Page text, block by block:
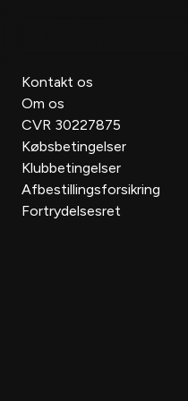
Kontakt os
Om os
CVR 30227875
Købsbetingelser
Klubbetingelser
Afbestillingsforsikring
Fortrydelsesret